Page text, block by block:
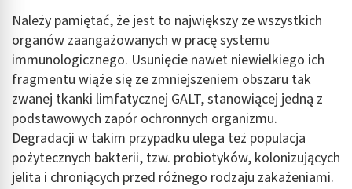
Należy pamiętać, że jest to największy ze wszystkich
organów zaangażowanych w pracę systemu
immunologicznego. Usunięcie nawet niewielkiego ich
fragmentu wiąże się ze zmniejszeniem obszaru tak
zwanej tkanki limfatycznej GALT, stanowiącej jedną z
podstawowych zapór ochronnych organizmu.
Degradacji w takim przypadku ulega też populacja
pożytecznych bakterii, tzw. probiotyków, kolonizujących
jelita i chroniących przed różnego rodzaju zakażeniami.